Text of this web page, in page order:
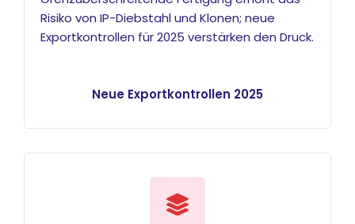
Risiko von IP-Diebstahl und Klonen; neue
Exportkontrollen für 2025 verstärken den Druck.
Neue Exportkontrollen 2025